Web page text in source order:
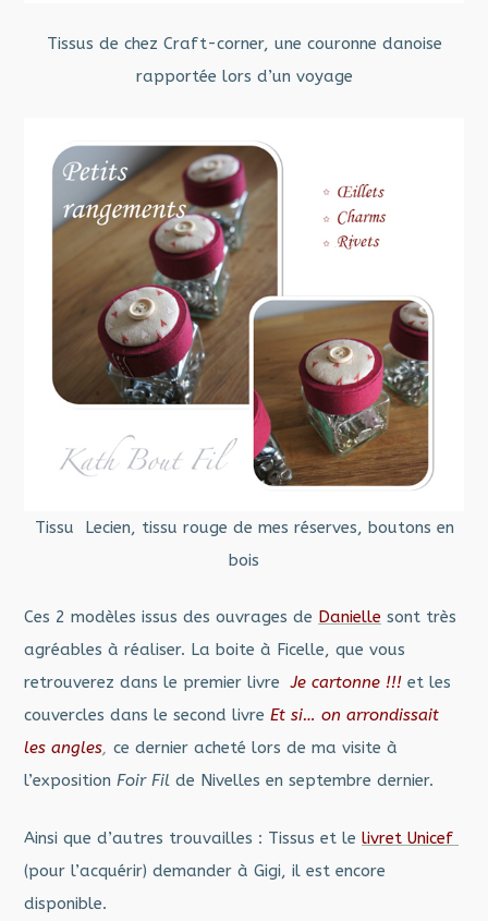
Tissus de chez Craft-corner, une couronne danoise
rapportée lors d’un voyage
Tissu Lecien, tissu rouge de mes réserves, boutons en
bois
Ces 2 modèles issus des ouvrages de Danielle sont très
agréables à réaliser. La boite à Ficelle, que vous
retrouverez dans le premier livreJe cartonne !!! et les
couvercles dans le second livre Et si… on arrondissait
les angles, ce dernier acheté lors de ma visite à
l’exposition Foir Fil de Nivelles en septembre dernier.
Ainsi que d’autres trouvailles : Tissus et le livret Unicef
(pour l’acquérir) demander à Gigi, il est encore
disponible.